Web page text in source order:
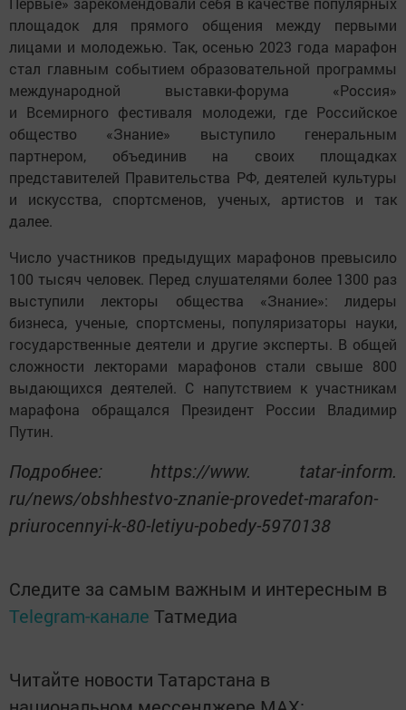
площадок для прямого общения между первыми
лицами и молодежью. Так, осенью 2023 года марафон
стал главным событием образовательной программы
международной выставки-форума «Россия»
и Всемирного фестиваля молодежи, где Российское
общество «Знание» выступило генеральным
партнером, объединив на своих площадках
представителей Правительства РФ, деятелей культуры
и искусства, спортсменов, ученых, артистов и так
далее.
Число участников предыдущих марафонов превысило
100 тысяч человек. Перед слушателями более 1300 раз
выступили лекторы общества «Знание»: лидеры
бизнеса, ученые, спортсмены, популяризаторы науки,
государственные деятели и другие эксперты. В общей
сложности лекторами марафонов стали свыше 800
выдающихся деятелей. С напутствием к участникам
марафона обращался Президент России Владимир
Путин.
Подробнее: https://www. tatar-inform.
ru/news/obshhestvo-znanie-provedet-marafon-
priurocennyi-k-80-letiyu-pobedy-5970138
Следите за самым важным и интересным в
Telegram-канале Татмедиа
Читайте новости Татарстана в